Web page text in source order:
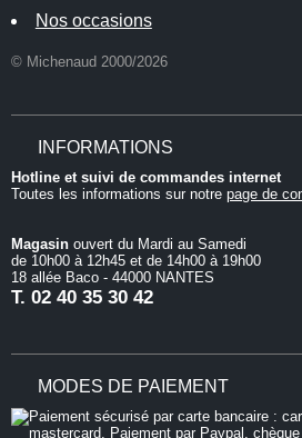
Nos occasions
© Michenaud 2000/2026
INFORMATIONS
Hotline et suivi de commandes internet
Toutes les informations sur notre page de
Magasin ouvert du Mardi au Samedi
de 10h00 à 12h45 et de 14h00 à 19h00
18 allée Baco - 44000 NANTES
T. 02 40 35 30 42
MODES DE PAIEMENT